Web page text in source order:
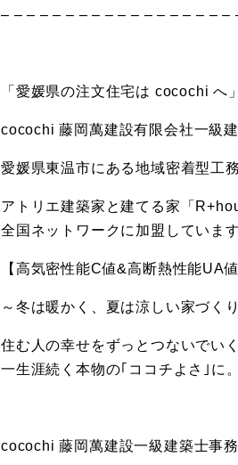
– – – – – – – – – – – – – – – – –
「愛媛県の注文住宅は cocochi へ」
cocochi 藤岡萬建設有限会社一級
愛媛県東温市にある地域密着型工務
アトリエ建築家と建てる家「
全国ネットワークに加盟しています
【高気密性能C値&高断熱性能UA
～冬は暖かく、夏は涼しい家づく
住む人の幸せをずっとつないでい
一生涯続く本物の｢ココチよさ｣に。
cocochi 藤岡萬建設一級建築士事